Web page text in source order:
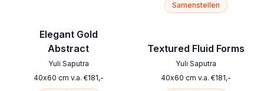
Elegant Gold
Abstract
Yuli Saputra
40x60 cm v.a. €181,-
Samenstellen
Textured Fluid Forms
Yuli Saputra
40x60 cm v.a. €181,-